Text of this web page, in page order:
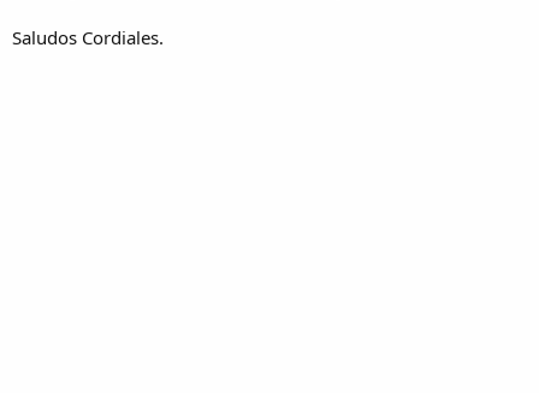
Saludos Cordiales.